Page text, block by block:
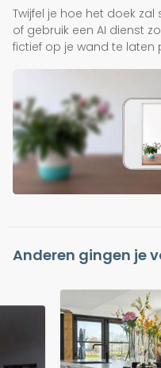
Twijfel je hoe het doek zal
of gebruik een AI dienst
fictief op je wand te laten
Anderen gingen je